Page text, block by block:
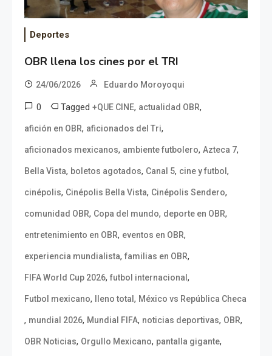
Deportes
OBR llena los cines por el TRI
24/06/2026 Eduardo Moroyoqui
0 Tagged +QUE CINE, actualidad OBR,
afición en OBR, aficionados del Tri,
aficionados mexicanos, ambiente futbolero, Azteca 7,
Bella Vista, boletos agotados, Canal 5, cine y futbol ,
cinépolis, Cinépolis Bella Vista, Cinépolis Sendero,
comunidad OBR, Copa del mundo, deporte en OBR,
entretenimiento en OBR, eventos en OBR,
experiencia mundialista, familias en OBR,
FIFA World Cup 2026, futbol internacional ,
Futbol mexicano, lleno total , México vs República Checa
, mundial 2026, Mundial FIFA, noticias deportivas, OBR,
OBR Noticias, Orgullo Mexicano, pantalla gigante,